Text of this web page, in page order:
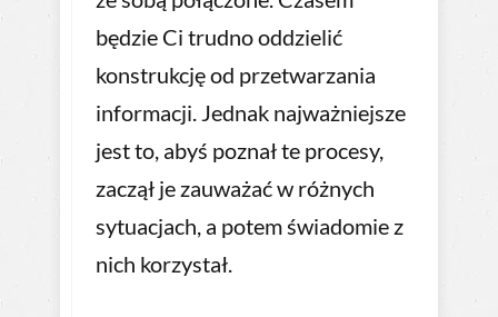
będzie Ci trudno oddzielić
konstrukcję od przetwarzania
informacji. Jednak najważniejsze
jest to, abyś poznał te procesy,
zaczął je zauważać w różnych
sytuacjach, a potem świadomie z
nich korzystał.